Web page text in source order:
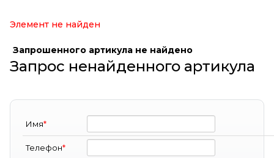
Элемент не найден
Запрошенного артикула не найдено
Запрос ненайденного артикула
Имя*
Телефон*